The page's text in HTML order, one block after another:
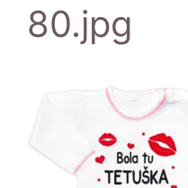
80.jpg